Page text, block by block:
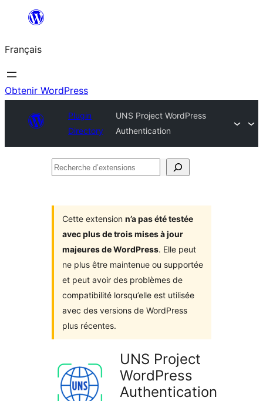
contenu
Français
Obtenir WordPress
Plugin
Directory
UNS Project WordPress
Authentication
Recherche
Cette extension n’a pas été testée
avec plus de trois mises à jour
majeures de WordPress. Elle peut
ne plus être maintenue ou supportée
et peut avoir des problèmes de
compatibilité lorsqu’elle est utilisée
avec des versions de WordPress
plus récentes.
UNS Project
WordPress
Authentication